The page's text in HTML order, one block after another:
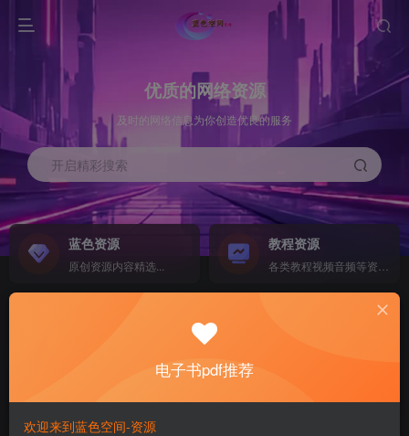
优质的网络资源
及时的网络信息为你创造优良的服务
开启精彩搜索
蓝色资源
原创资源内容精选...
教程资源
计算机 移动设备 软件下载....
电子书籍下载...
电子书pdf推荐
欢迎来到蓝色空间-资源